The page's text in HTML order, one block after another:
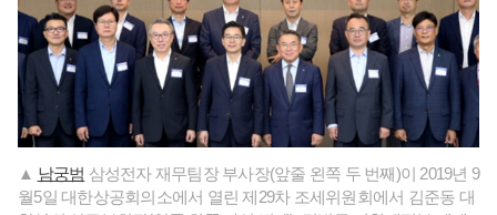
▲ 남궁범 삼성전자 재무팀장 부사장(앞줄 왼쪽 두 번째)이 2019년 9
월5일 대한상공회의소에서 열린 제29차 조세위원회에서 김준동 대